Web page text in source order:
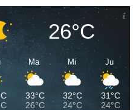
26°C
Ma
33°C
26°C
Mi
32°C
24°C
Ju
31°C
24°C